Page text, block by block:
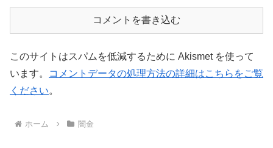
コメントを書き込む
このサイトはスパムを低減するために Akismet を使って
います。
コメントデータの処理方法の詳細はこちらをご覧
ください。
ホーム 闇金